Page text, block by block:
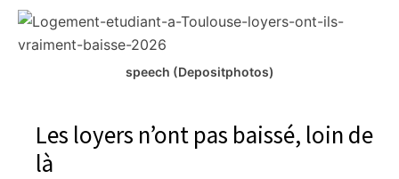
speech (Depositphotos)
Les loyers n’ont pas baissé, loin de
là